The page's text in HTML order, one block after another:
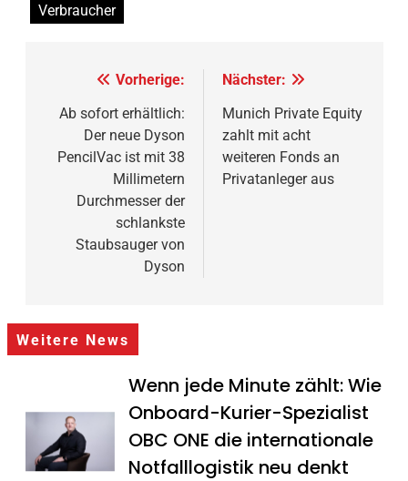
Verbraucher
Beitragsnavigation
Vorherige:
Ab sofort erhältlich:
Der neue Dyson
PencilVac ist mit 38
Millimetern
Durchmesser der
schlankste
Staubsauger von
Dyson
Nächster:
Munich Private Equity
zahlt mit acht
weiteren Fonds an
Privatanleger aus
Weitere News
Wenn jede Minute zählt: Wie
Onboard-Kurier-Spezialist
OBC ONE die internationale
Notfalllogistik neu denkt